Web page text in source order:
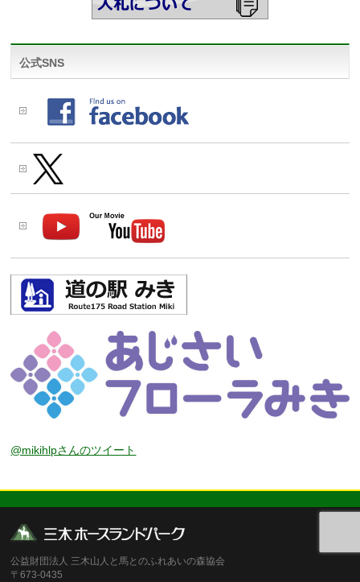
公式SNS
@mikihlpさんのツイート
公益財団法人 三木山人と馬とのふれあいの森協会
〒673-0435